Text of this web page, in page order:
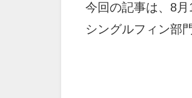
今回の記事は、8
シングルフィン部